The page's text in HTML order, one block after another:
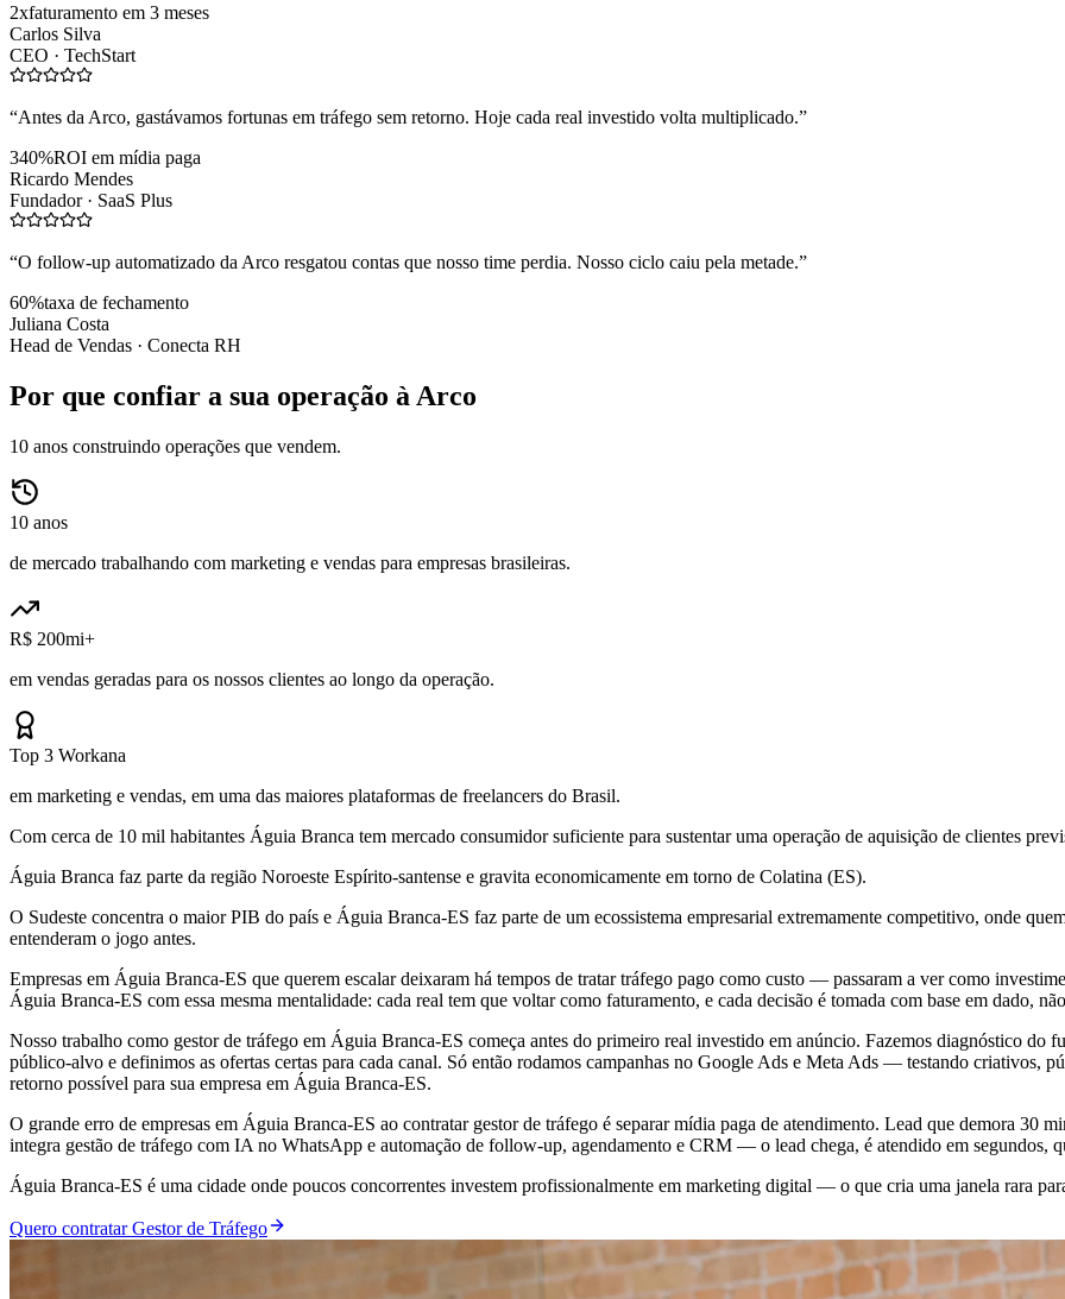
2xfaturamento em 3 meses
Carlos Silva
CEO · TechStart
“Antes da Arco, gastávamos fortunas em tráfego sem retorno. Hoje cada real investido volta multiplicado.”
340%ROI em mídia paga
Ricardo Mendes
Fundador · SaaS Plus
“O follow-up automatizado da Arco resgatou contas que nosso time perdia. Nosso ciclo caiu pela metade.”
60%taxa de fechamento
Juliana Costa
Head de Vendas · Conecta RH
Por que confiar a sua operação à Arco
10 anos construindo operações que vendem.
10 anos
de mercado trabalhando com marketing e vendas para empresas brasileiras.
R$ 200mi+
em vendas geradas para os nossos clientes ao longo da operação.
Top 3 Workana
em marketing e vendas, em uma das maiores plataformas de freelancers do Brasil.
Com cerca de 10 mil habitantes Águia Branca tem mercado consumidor suficiente para sustentar uma operação de aquisição de clientes
Águia Branca faz parte da região Noroeste Espírito-santense e gravita economicamente em torno de Colatina (ES).
O Sudeste concentra o maior PIB do país e Águia Branca-ES faz parte de um ecossistema empresarial extremamente competitivo, onde
entenderam o jogo antes.
Empresas em Águia Branca-ES que querem escalar deixaram há tempos de tratar tráfego pago como custo — passaram a ver como
Águia Branca-ES com essa mesma mentalidade: cada real tem que voltar como faturamento, e cada decisão é tomada com base em dado,
Nosso trabalho como gestor de tráfego em Águia Branca-ES começa antes do primeiro real investido em anúncio. Fazemos diagnóstico do
público-alvo e definimos as ofertas certas para cada canal. Só então rodamos campanhas no Google Ads e Meta Ads — testando criativos,
retorno possível para sua empresa em Águia Branca-ES.
O grande erro de empresas em Águia Branca-ES ao contratar gestor de tráfego é separar mídia paga de atendimento. Lead que demora 30
integra gestão de tráfego com IA no WhatsApp e automação de follow-up, agendamento e CRM — o lead chega, é atendido em segundos,
Águia Branca-ES é uma cidade onde poucos concorrentes investem profissionalmente em marketing digital — o que cria uma janela rara
Quero contratar Gestor de Tráfego